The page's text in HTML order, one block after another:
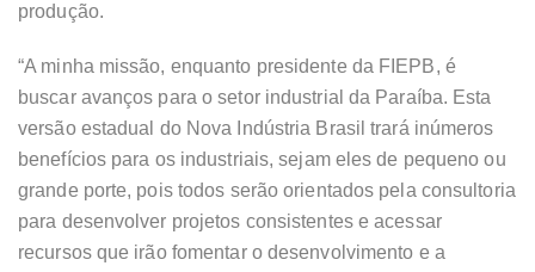
produção.
“A minha missão, enquanto presidente da FIEPB, é
buscar avanços para o setor industrial da Paraíba. Esta
versão estadual do Nova Indústria Brasil trará inúmeros
benefícios para os industriais, sejam eles de pequeno ou
grande porte, pois todos serão orientados pela consultoria
para desenvolver projetos consistentes e acessar
recursos que irão fomentar o desenvolvimento e a